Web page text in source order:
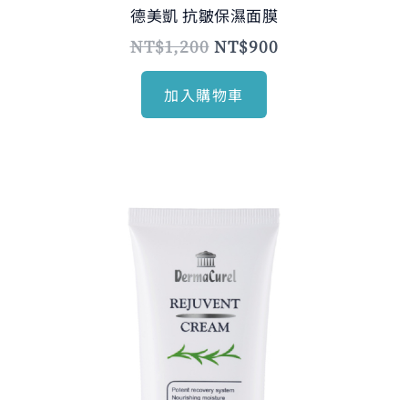
德美凱 抗皺保濕面膜
NT$1,200 NT$900
加入購物車
始
格：
NT$840。
前
價